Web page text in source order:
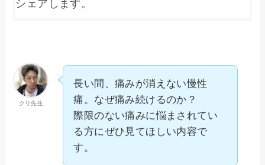
シェアします。
クリ先生
長い間、痛みが消えない慢性
痛。なぜ痛み続けるのか？
際限のない痛みに悩まされてい
る方にぜひ見てほしい内容で
す。